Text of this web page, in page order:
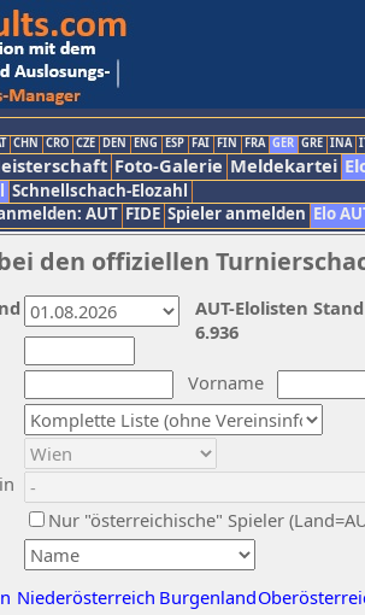
CHN CRO CZE DEN ENG ESP FAI FIN FRA GER GRE INA
Foto-Galerie Meldekartei
Schnellschach-Elozahl
AUT FIDE Spieler anmelden Elo
den offiziellen
Vorname
Nur "österreichische" Spieler
Niederösterreich Burgenland
AUT-Elolisten
6.936